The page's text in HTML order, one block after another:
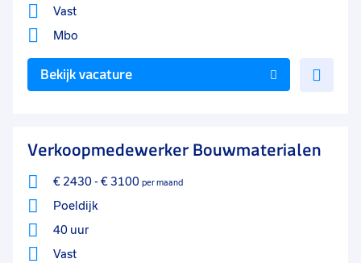
Vast
Mbo
Bekijk vacature
Verkoopmedewerker Bouwmaterialen
€ 2430- € 3100 per maand
Poeldijk
40 uur
Vast